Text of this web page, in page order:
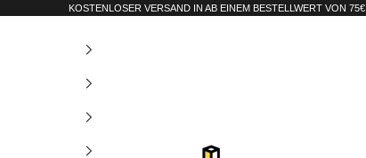
KOSTENLOSER VERSAND IN AB EINEM BESTELLWERT VON 75€
Tower-London.De